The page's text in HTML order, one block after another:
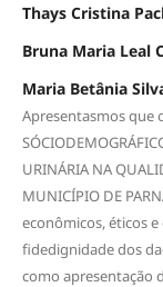
Thays Cristina
Bruna Maria Leal
Maria Betânia
Apresentasmos que
URINÁRIA NA
MUNICÍPIO DE
econômicos, éticos
fidedignidade dos
como apresentação